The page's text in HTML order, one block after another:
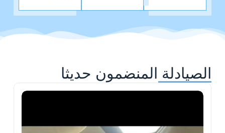
الصيادلة المنضمون حديثا